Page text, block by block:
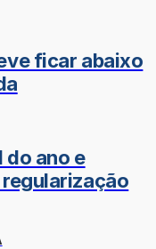
ficar abaixo
do ano e